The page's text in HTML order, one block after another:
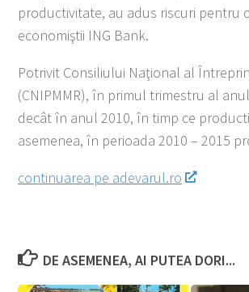
productivitate, au adus riscuri pentru
economiştii ING Bank.
Potrivit Consiliului Naţional al
(CNIPMMR), în primul trimestru al
decât în anul 2010, în timp ce
asemenea, în perioada 2010 – 2015
continuarea pe adevarul.ro
DE ASEMENEA, AI PUTEA DORI...